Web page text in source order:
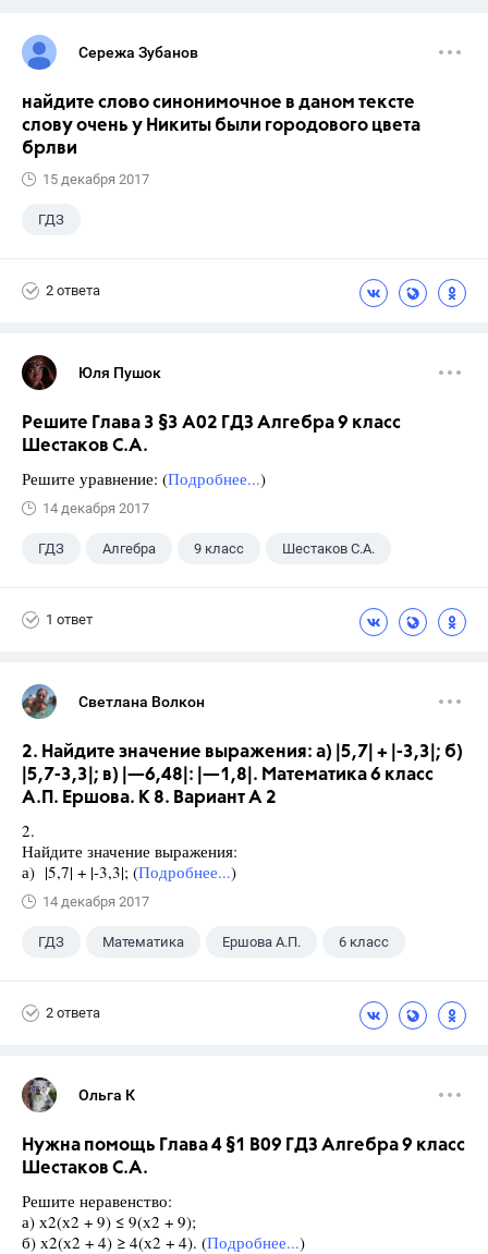
Сережа Зубанов
найдите слово синонимочное в даном тексте
слову очень у Никиты были городового цвета
брлви
15 декабря 2017
ГДЗ
2 ответа
Юля Пушок
Решите Глава 3 §3 А02 ГДЗ Алгебра 9 класс
Шестаков С.А.
Решите уравнение: (Подробнее...)
14 декабря 2017
ГДЗ Алгебра 9 класс Шестаков С.А.
1 ответ
Светлана Волкон
2. Найдите значение выражения: а) |5,7| + |-3,3|; б)
|5,7-3,3|; в) |—6,48|: |—1,8|. Математика 6 класс
А.П. Ершова. К 8. Вариант А 2
2.
Найдите значение выражения:
а) |5,7| + |-3,3|; (Подробнее...)
14 декабря 2017
ГДЗ Математика Ершова А.П. 6 класс
2 ответа
Ольга К
Нужна помощь Глава 4 §1 B09 ГДЗ Алгебра 9 класс
Шестаков С.А.
Решите неравенство:
а) х2(х2 + 9) ≤ 9(х2 + 9);
б) х2(х2 + 4) ≥ 4(х2 + 4). (Подробнее...)